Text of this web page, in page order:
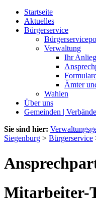
Startseite
Aktuelles
Bürgerservice
Verwaltung
Ihr
Ämter
Wahlen
Über uns
Gemeinden | Verbände
Sie sind hier:
Siegenburg > Bürgerservice
Mitarbeiter-